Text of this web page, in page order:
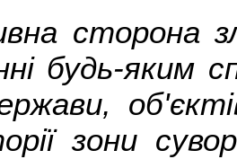
сторона
будь-яким
зони